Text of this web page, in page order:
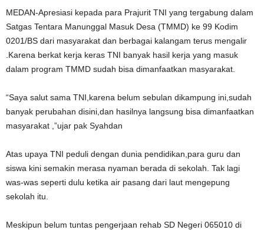
MEDAN-Apresiasi kepada para Prajurit TNI yang tergabung dalam
Satgas Tentara Manunggal Masuk Desa (TMMD) ke 99 Kodim
0201/BS dari masyarakat dan berbagai kalangam terus mengalir
.Karena berkat kerja keras TNI banyak hasil kerja yang masuk
dalam program TMMD sudah bisa dimanfaatkan masyarakat.
“Saya salut sama TNI,karena belum sebulan dikampung ini,sudah
banyak perubahan disini,dan hasilnya langsung bisa dimanfaatkan
masyarakat ,”ujar pak Syahdan
Atas upaya TNI peduli dengan dunia pendidikan,para guru dan
siswa kini semakin merasa nyaman berada di sekolah. Tak lagi
was-was seperti dulu ketika air pasang dari laut mengepung
sekolah itu.
Meskipun belum tuntas pengerjaan rehab SD Negeri 065010 di